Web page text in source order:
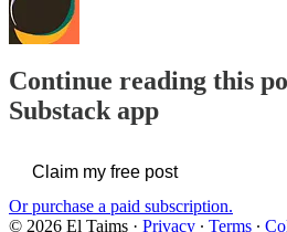
Continue reading this
Substack app
Claim my free post
Or purchase a paid subscription.
© 2026 El Taims · Privacy ∙ Terms ∙